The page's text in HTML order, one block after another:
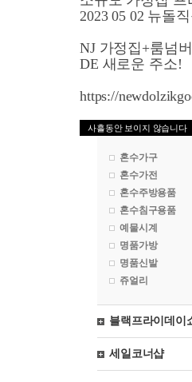
2023 05 02 뉴돌
NJ 가정집+룸넘
DE 새로운 주소!
https://
사흘동안 보이지 않습니다
프랑스쇼핑
독일쇼핑
혼수마켓
혼수가구
혼수가전
혼수주방용품
혼수침구용품
예물시계
명품가방
명품신발
쥬얼리
블랙프라이데이
세일코너샵